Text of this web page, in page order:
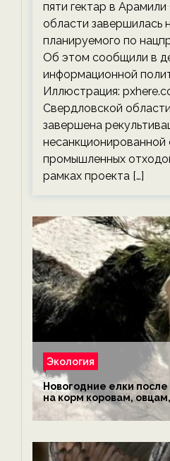
пяти гектар в
области завершилась
планируемого по
Об этом сообщили в
информационной
Иллюстрация:
Свердловской
завершена
несанкционированной
промышленных
рамках проекта […]
Экология
Новогодние елки
на корм коровам,
обезьянам, львам и
экологии на ECOportal